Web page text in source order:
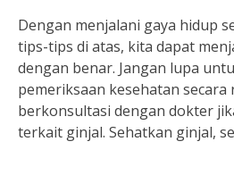
Dengan menjalani gaya hidup
tips-tips di atas, kita dapat
dengan benar. Jangan lupa
pemeriksaan kesehatan secara
berkonsultasi dengan dokter
terkait ginjal. Sehatkan ginjal,